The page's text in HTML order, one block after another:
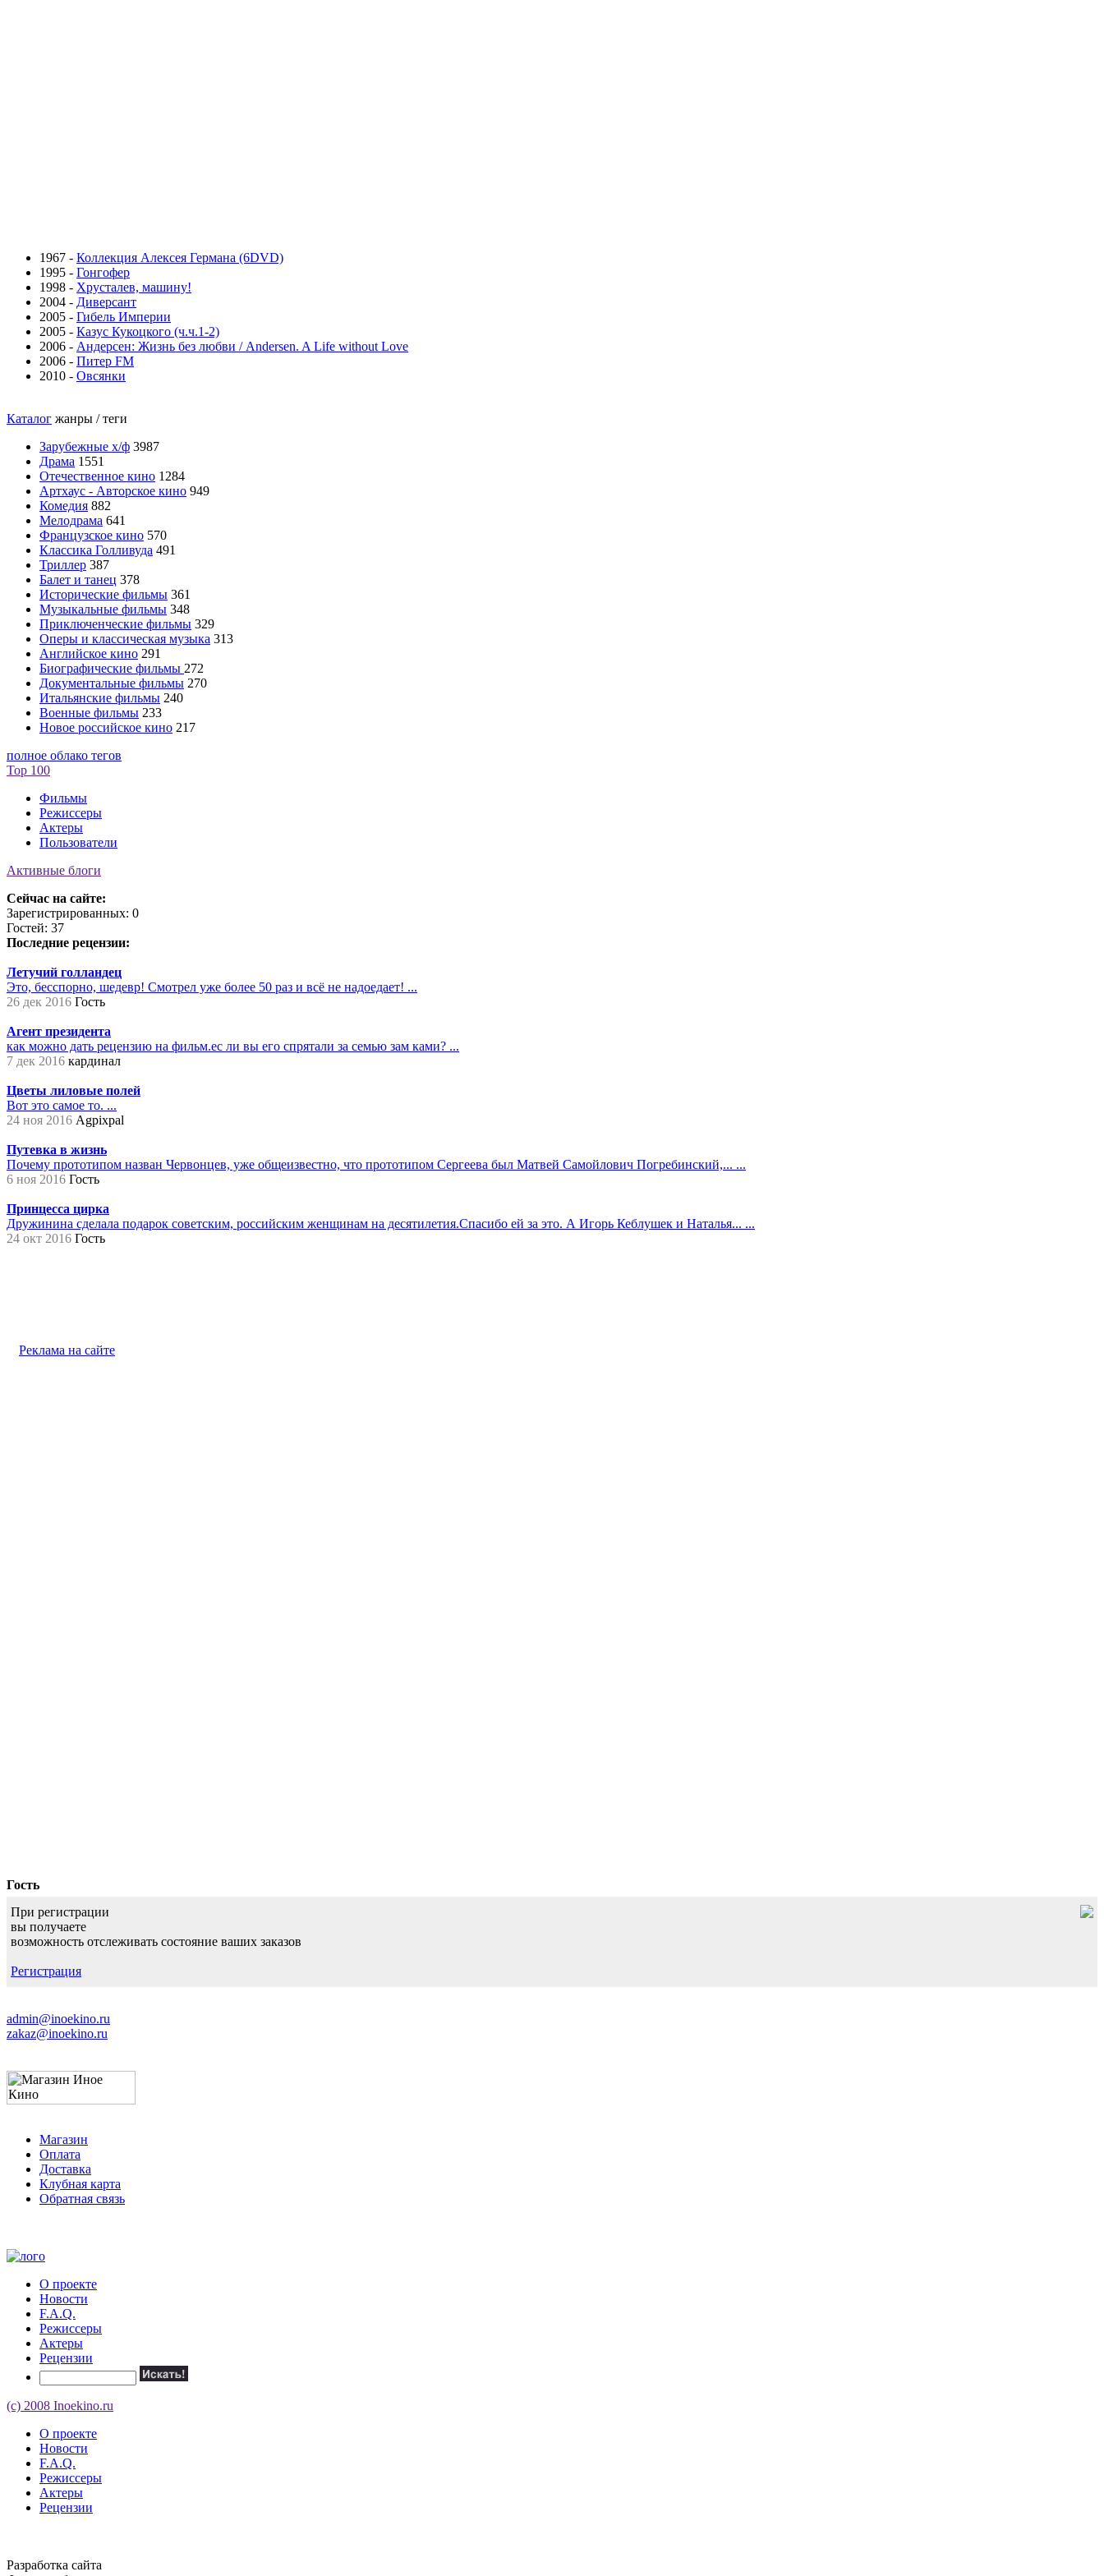
1967 - Коллекция Алексея Германа (6DVD)
1995 - Гонгофер
1998 - Хрусталев, машину!
2004 - Диверсант
2005 - Гибель Империи
2005 - Казус Кукоцкого (ч.ч.1-2)
2006 - Андерсен: Жизнь без любви / Andersen. A Life without Love
2006 - Питер FM
2010 - Овсянки
Каталог жанры / теги
Зарубежные х/ф 3987
Драма 1551
Отечественное кино 1284
Артхаус - Авторское кино 949
Комедия 882
Мелодрама 641
Французское кино 570
Классика Голливуда 491
Триллер 387
Балет и танец 378
Исторические фильмы 361
Музыкальные фильмы 348
Приключенческие фильмы 329
Оперы и классическая музыка 313
Английское кино 291
Биографические фильмы 272
Документальные фильмы 270
Итальянские фильмы 240
Военные фильмы 233
Новое российское кино 217
полное облако тегов
Top 100
Фильмы
Режиссеры
Актеры
Пользователи
Активные блоги
Сейчас на сайте:
Зарегистрированных: 0
Гостей: 37
Последние рецензии:
Летучий голландец
Это, бесспорно, шедевр! Смотрел уже более 50 раз и всё не надоедает! ...
26 дек 2016 Гость
Агент президента
как можно дать рецензию на фильм.ес ли вы его спрятали за семью зам ками? ...
7 дек 2016 кардинал
Цветы лиловые полей
Вот это самое то. ...
24 ноя 2016 Agpixpal
Путевка в жизнь
Почему прототипом назван Червонцев, уже общеизвестно, что прототипом Сергеева был Матвей Самойлович Погребинский,... ...
6 ноя 2016 Гость
Принцесса цирка
Дружинина сделала подарок советским, российским женщинам на десятилетия.Спасибо ей за это. А Игорь Кеблушек и Наталья... ...
24 окт 2016 Гость
Реклама на сайте
Гость
При регистрации
вы получаете
возможность отслеживать состояние ваших заказов
Регистрация
admin@inoekino.ru
zakaz@inoekino.ru
Магазин
Оплата
Доставка
Клубная карта
Обратная связь
О проекте
Новости
F.A.Q.
Режиссеры
Актеры
Рецензии
(c) 2008 Inoekino.ru
О проекте
Новости
F.A.Q.
Режиссеры
Актеры
Рецензии
Разработка сайта